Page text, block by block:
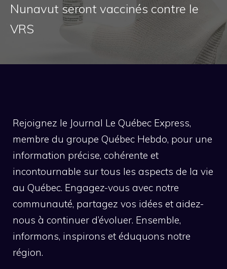
Nunavut seront vaccinés contre le
VRS
Rejoignez le Journal Le Québec Express,
membre du groupe Québec Hebdo, pour une
information précise, cohérente et
incontournable sur tous les aspects de la vie
au Québec. Engagez-vous avec notre
communauté, partagez vos idées et aidez-
nous à continuer d’évoluer. Ensemble,
informons, inspirons et éduquons notre
région.